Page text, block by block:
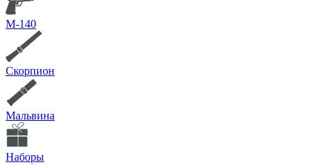
М-140
Скорпион
Мальвина
Наборы